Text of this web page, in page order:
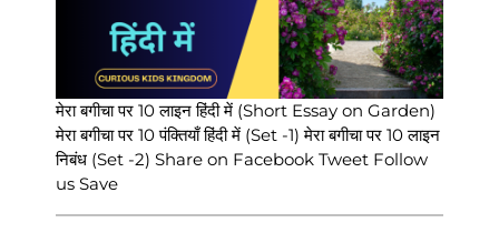
मेरा बगीचा पर 10 लाइन हिंदी में (Short Essay on Garden)
मेरा बगीचा पर 10 पंक्तियाँ हिंदी में (Set -1) मेरा बगीचा पर 10 लाइन
निबंध (Set -2) Share on Facebook Tweet Follow
us Save